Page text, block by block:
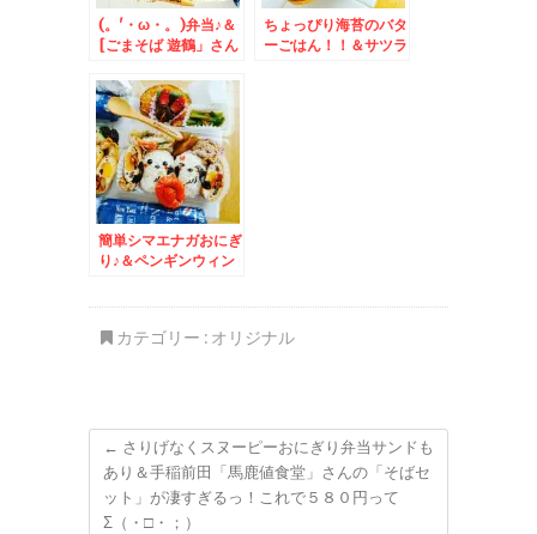
(。'・ω・。)弁当♪＆
[ごまそば 遊鶴」さん
＆「日替わりランチ蕎
麦」
ちょっぴり海苔のバタ
ーごはん！！＆サツラ
簡単シマエナガおにぎ
り♪＆ペンギンウィン
カテゴリー : オリジナル
← さりげなくスヌーピーおにぎり弁当サンドも
あり＆手稲前田「馬鹿値食堂」さんの「そばセ
ット」が凄すぎるっ！これで５８０円って
Σ（・□・；）